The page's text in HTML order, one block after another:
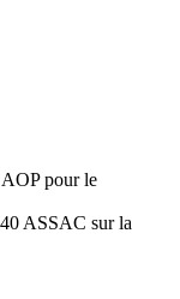
pour le
ASSAC sur la